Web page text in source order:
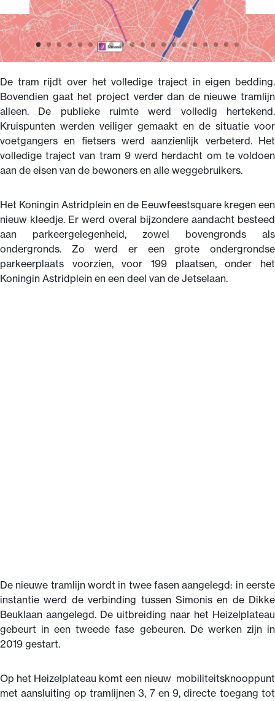
De tram rijdt over het volledige traject in eigen bedding.
Bovendien gaat het project verder dan de nieuwe tramlijn
alleen. De publieke ruimte werd volledig hertekend.
Kruispunten werden veiliger gemaakt en de situatie voor
voetgangers en fietsers werd aanzienlijk verbeterd. Het
volledige traject van tram 9 werd herdacht om te voldoen
aan de eisen van de bewoners en alle weggebruikers.
Het Koningin Astridplein en de Eeuwfeestsquare kregen een
nieuw kleedje. Er werd overal bijzondere aandacht besteed
aan parkeergelegenheid, zowel bovengronds als
ondergronds. Zo werd er een grote ondergrondse
parkeerplaats voorzien, voor 199 plaatsen, onder het
Koningin Astridplein en een deel van de Jetselaan.
De nieuwe tramlijn wordt in twee fasen aangelegd: in eerste
instantie werd de verbinding tussen Simonis en de Dikke
Beuklaan aangelegd. De uitbreiding naar het Heizelplateau
gebeurt in een tweede fase gebeuren. De werken zijn in
2019 gestart.
Op het Heizelplateau komt een nieuw mobiliteitsknooppunt
met aansluiting op tramlijnen 3, 7 en 9, directe toegang tot